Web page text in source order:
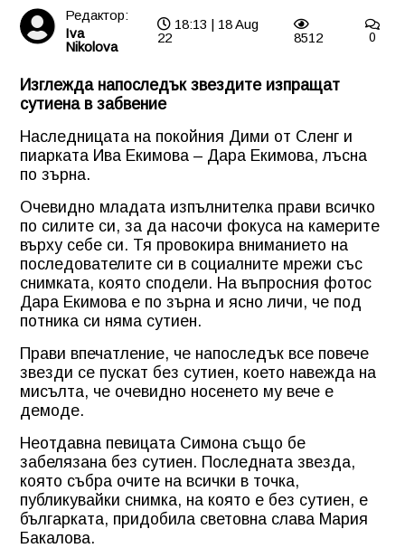
Редактор:
Iva
Nikolova
18:13 | 18 Aug
22
8512 0
Изглежда напоследък звездите изпращат
сутиена в забвение
Наследницата на покойния Дими от Сленг и
пиарката Ива Екимова – Дара Екимова, лъсна
по зърна.
Очевидно младата изпълнителка прави всичко
по силите си, за да насочи фокуса на камерите
върху себе си. Тя провокира вниманието на
последователите си в социалните мрежи със
снимката, която сподели. На въпросния фотос
Дара Екимова е по зърна и ясно личи, че под
потника си няма сутиен.
Прави впечатление, че напоследък все повече
звезди се пускат без сутиен, което навежда на
мисълта, че очевидно носенето му вече е
демоде.
Неотдавна певицата Симона също бе
забелязана без сутиен. Последната звезда,
която събра очите на всички в точка,
публикувайки снимка, на която е без сутиен, е
българката, придобила световна слава Мария
Бакалова.